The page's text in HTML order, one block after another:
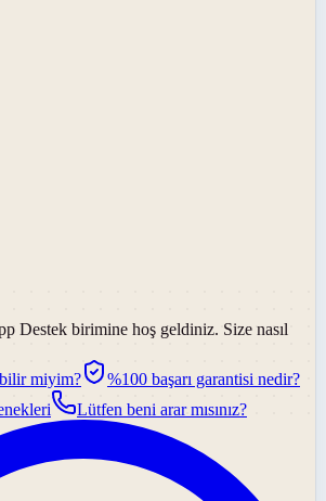
Destek birimine hoş geldiniz. Size nasıl
miyim?
%100 başarı garantisi nedir?
Lütfen beni arar mısınız?